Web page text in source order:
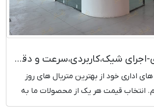
پارتیشن اداری-اجرای شیک،کاربردی،سرعت و دقت بالا، قیمت روز
اداری خود از بهترین متریال های روز
انتخاب قیمت هر یک از محصولات ما به
دقیق بوده و نسبت به کیفیت آن قیمت